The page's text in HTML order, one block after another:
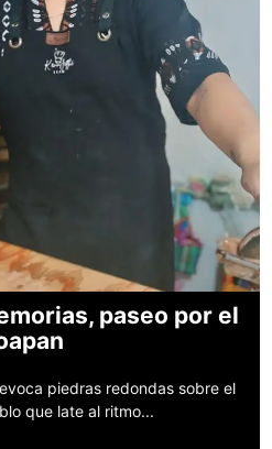
paseo por el
piedras redondas sobre el
que late al ritmo...